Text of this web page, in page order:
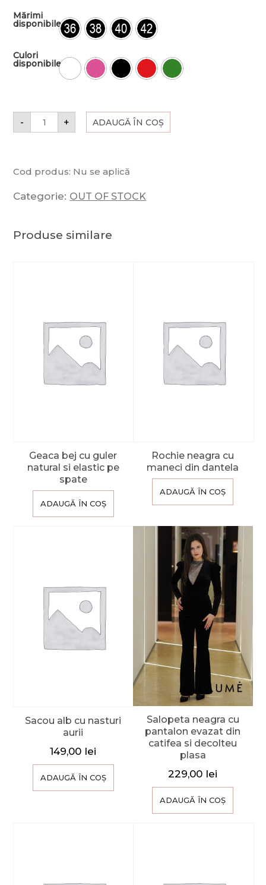
Mărimi
disponibile
Culori
disponibile
- + ADAUGĂ ÎN COȘ
Cod produs: Nu se aplică
Categorie: OUT OF STOCK
Produse similare
Geaca bej cu guler
natural si elastic pe
spate
ADAUGĂ ÎN COȘ
Rochie neagra cu
maneci din dantela
ADAUGĂ ÎN COȘ
Sacou alb cu nasturi
aurii
149,00 lei
ADAUGĂ ÎN COȘ
Salopeta neagra cu
pantalon evazat din
catifea si decolteu
plasa
229,00 lei
ADAUGĂ ÎN COȘ